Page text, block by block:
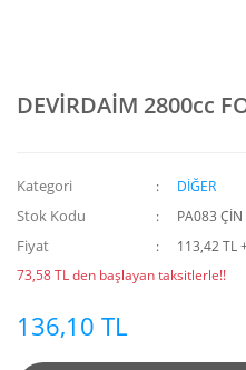
DEVİRDAİM 2800cc
Kategori DİĞER
Stok Kodu PA083 ÇİN
Fiyat
113,42 TL
73,58 TL den başlayan taksitlerle!!
136,10 TL